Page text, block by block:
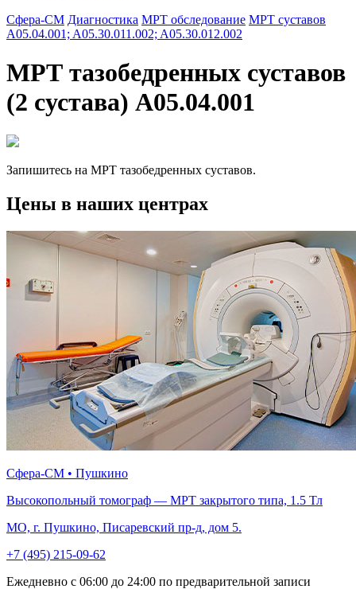
Сфера-СМ Диагностика МРТ обследование МРТ суставов
A05.04.001; A05.30.011.002; A05.30.012.002
МРТ тазобедренных суставов
(2 сустава) A05.04.001
Запишитесь на МРТ тазобедренных суставов.
Цены в наших центрах
Сфера-СМ • Пушкино
Высокопольный томограф — МРТ закрытого типа, 1.5 Тл
МО, г. Пушкино, Писаревский пр-д, дом 5.
+7 (495) 215-09-62
Ежедневно с 06:00 до 24:00 по предварительной записи